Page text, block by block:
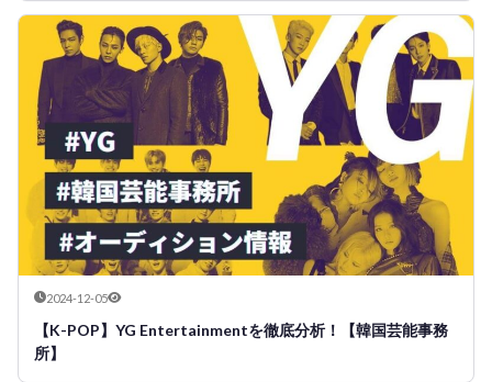
2024-12-05
【K-POP】YG Entertainmentを徹底分析！【韓国芸能事務
所】